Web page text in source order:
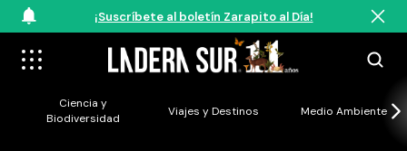
¡Suscríbete al boletín Zarapito al Día!
Ciencia y
Biodiversidad
Viajes y Destinos Medio Ambiente